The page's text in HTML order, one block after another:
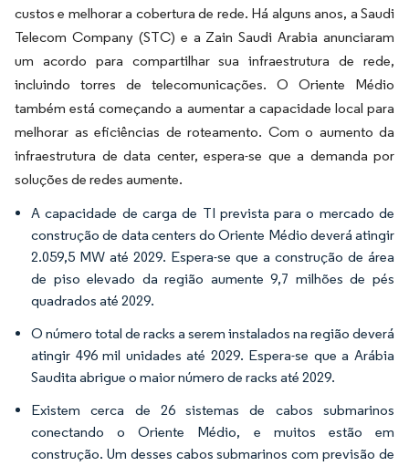
custos e melhorar a cobertura de rede. Há alguns anos, a Saudi
Telecom Company (STC) e a Zain Saudi Arabia anunciaram
um acordo para compartilhar sua infraestrutura de rede,
incluindo torres de telecomunicações. O Oriente Médio
também está começando a aumentar a capacidade local para
melhorar as eficiências de roteamento. Com o aumento da
infraestrutura de data center, espera-se que a demanda por
soluções de redes aumente.
A capacidade de carga de TI prevista para o mercado de
construção de data centers do Oriente Médio deverá atingir
2.059,5 MW até 2029. Espera-se que a construção de área
de piso elevado da região aumente 9,7 milhões de pés
quadrados até 2029.
O número total de racks a serem instalados na região deverá
atingir 496 mil unidades até 2029. Espera-se que a Arábia
Saudita abrigue o maior número de racks até 2029.
Existem cerca de 26 sistemas de cabos submarinos
conectando o Oriente Médio, e muitos estão em
construção. Um desses cabos submarinos com previsão de